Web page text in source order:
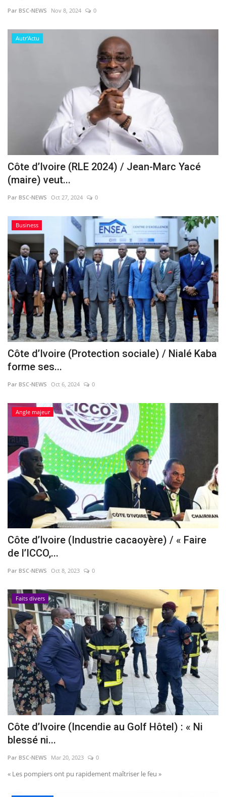
Par BSC-NEWS Nov 8, 2024 0
Autr'Actu
Côte d’Ivoire (RLE 2024) / Jean-Marc Yacé
(maire) veut...
Par BSC-NEWS Oct 27, 2024 0
Business
Côte d’Ivoire (Protection sociale) / Nialé Kaba
forme ses...
Par BSC-NEWS Oct 6, 2024 0
Angle majeur
Côte d’Ivoire (Industrie cacaoyère) / « Faire
de l’ICCO,...
Par BSC-NEWS Oct 8, 2023 0
Faits divers
Côte d’Ivoire (Incendie au Golf Hôtel) : « Ni
blessé ni...
Par BSC-NEWS Mar 20, 2023 0
« Les pompiers ont pu rapidement maîtriser le feu »